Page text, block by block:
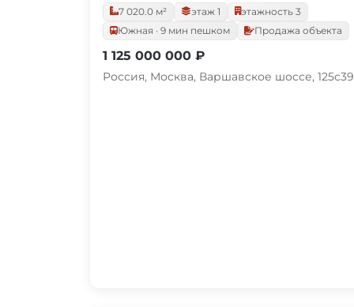
7 020.0 м²
этаж 1
этажность 3
Южная · 9 мин пешком
Продажа объекта
1 125 000 000 ₽
Россия, Москва, Варшавское шоссе, 125с39